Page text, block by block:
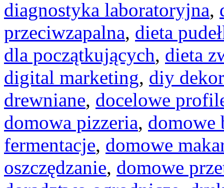
diagnostyka laboratoryjna,
przeciwzapalna, dieta
dla początkujących, dieta
digital marketing, diy
drewniane, docelowe
domowa pizzeria, domowe
fermentacje, domowe
oszczędzanie, domowe